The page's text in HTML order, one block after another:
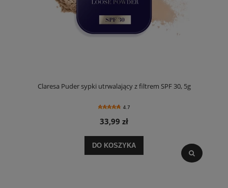
Claresa Puder sypki utrwalający z filtrem SPF 30, 5g
4.7
33,99 zł
DO KOSZYKA